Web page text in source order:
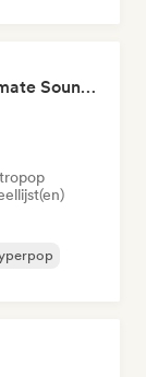
FIFA Soundscapes: The Ultimate Soundtrack ⚽️ Festival Indie, Electropop & Dance Anthems